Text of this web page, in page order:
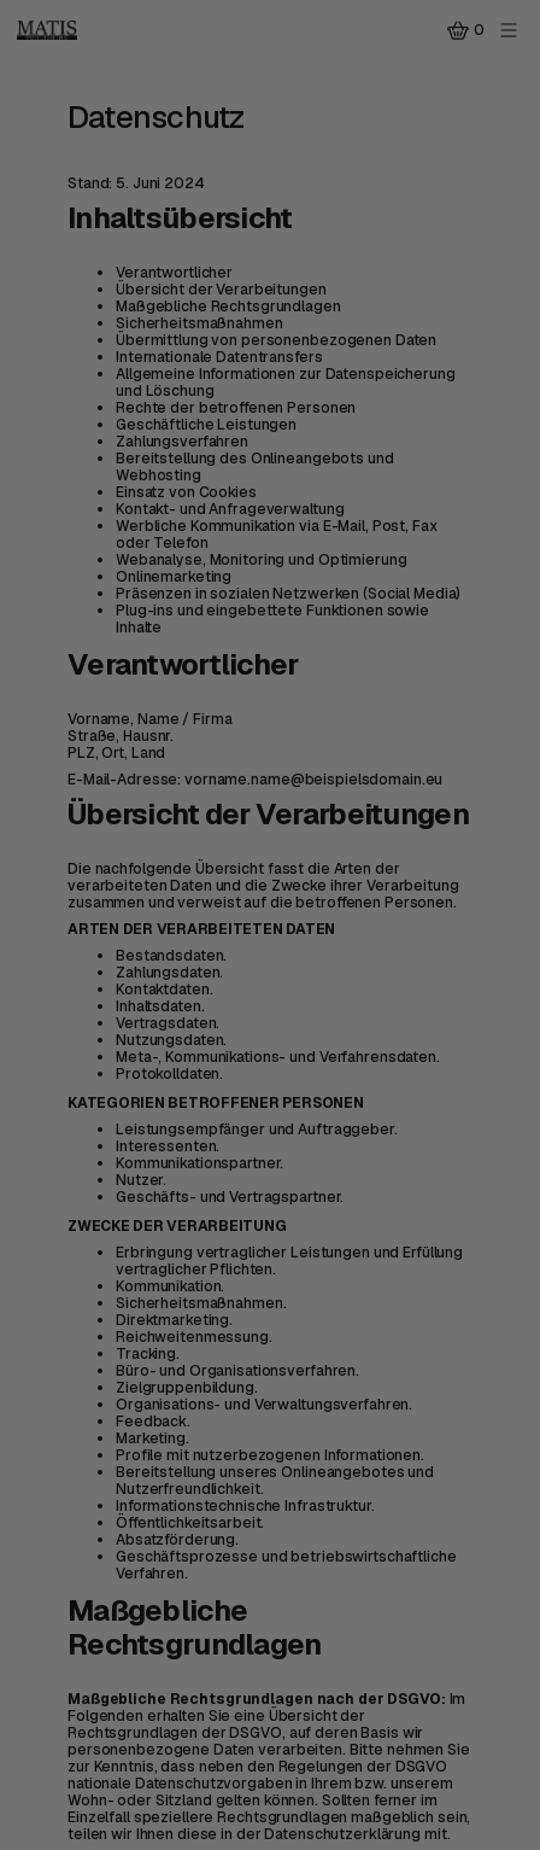
0
Datenschutz
Stand: 5. Juni 2024
Inhaltsübersicht
Verantwortlicher
Übersicht der Verarbeitungen
Maßgebliche Rechtsgrundlagen
Sicherheitsmaßnahmen
Übermittlung von personenbezogenen Daten
Internationale Datentransfers
Allgemeine Informationen zur Datenspeicherung
und Löschung
Rechte der betroffenen Personen
Geschäftliche Leistungen
Zahlungsverfahren
Bereitstellung des Onlineangebots und
Webhosting
Einsatz von Cookies
Kontakt- und Anfrageverwaltung
Werbliche Kommunikation via E-Mail, Post, Fax
oder Telefon
Webanalyse, Monitoring und Optimierung
Onlinemarketing
Präsenzen in sozialen Netzwerken (Social Media)
Plug-ins und eingebettete Funktionen sowie
Inhalte
Verantwortlicher
Vorname, Name / Firma
Straße, Hausnr.
PLZ, Ort, Land
E-Mail-Adresse: vorname.name@beispielsdomain.eu
Übersicht der Verarbeitungen
Die nachfolgende Übersicht fasst die Arten der
verarbeiteten Daten und die Zwecke ihrer Verarbeitung
zusammen und verweist auf die betroffenen Personen.
ARTEN DER VERARBEITETEN DATEN
Bestandsdaten.
Zahlungsdaten.
Kontaktdaten.
Inhaltsdaten.
Vertragsdaten.
Nutzungsdaten.
Meta-, Kommunikations- und Verfahrensdaten.
Protokolldaten.
KATEGORIEN BETROFFENER PERSONEN
Leistungsempfänger und Auftraggeber.
Interessenten.
Kommunikationspartner.
Nutzer.
Geschäfts- und Vertragspartner.
ZWECKE DER VERARBEITUNG
Erbringung vertraglicher Leistungen und Erfüllung
vertraglicher Pflichten.
Kommunikation.
Sicherheitsmaßnahmen.
Direktmarketing.
Reichweitenmessung.
Tracking.
Büro- und Organisationsverfahren.
Zielgruppenbildung.
Organisations- und Verwaltungsverfahren.
Feedback.
Marketing.
Profile mit nutzerbezogenen Informationen.
Bereitstellung unseres Onlineangebotes und
Nutzerfreundlichkeit.
Informationstechnische Infrastruktur.
Öffentlichkeitsarbeit.
Absatzförderung.
Geschäftsprozesse und betriebswirtschaftliche
Verfahren.
Maßgebliche
Rechtsgrundlagen
Maßgebliche Rechtsgrundlagen nach der DSGVO: Im
Folgenden erhalten Sie eine Übersicht der
Rechtsgrundlagen der DSGVO, auf deren Basis wir
personenbezogene Daten verarbeiten. Bitte nehmen Sie
zur Kenntnis, dass neben den Regelungen der DSGVO
nationale Datenschutzvorgaben in Ihrem bzw. unserem
Wohn- oder Sitzland gelten können. Sollten ferner im
Einzelfall speziellere Rechtsgrundlagen maßgeblich sein,
teilen wir Ihnen diese in der Datenschutzerklärung mit.